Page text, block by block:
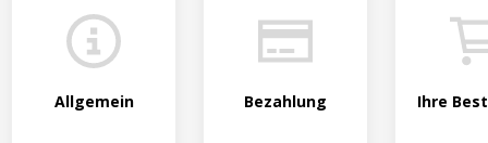
+49 (0) 3222 1851714
info@agrarled.de
+49(0)1520 5391500
Allgemein Bezahlung Ihre